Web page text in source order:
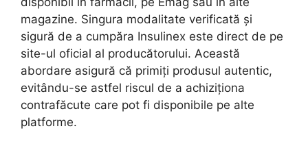
magazine. Singura modalitate verificată și
sigură de a cumpăra Insulinex este direct de pe
site-ul oficial al producătorului. Această
abordare asigură că primiți produsul autentic,
evitându-se astfel riscul de a achiziționa
contrafăcute care pot fi disponibile pe alte
platforme.